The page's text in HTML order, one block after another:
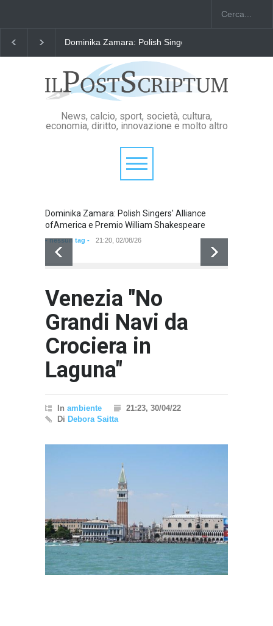
Dominika Zamara: Polish Singers' Alliance ofAmerica
News, calcio, sport, società, cultura,
economia, diritto, innovazione e molto altro
Dominika Zamara: Polish Singers' Alliance
ofAmerica e Premio William Shakespeare
- nessun tag - 21:20, 02/08/26
Venezia "No
Grandi Navi da
Crociera in
Laguna"
In ambiente
21:23, 30/04/22
Di Debora Saitta